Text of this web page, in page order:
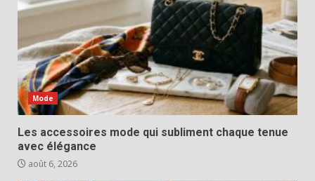
Mode
Les accessoires mode qui subliment chaque tenue
avec élégance
août 6, 2026